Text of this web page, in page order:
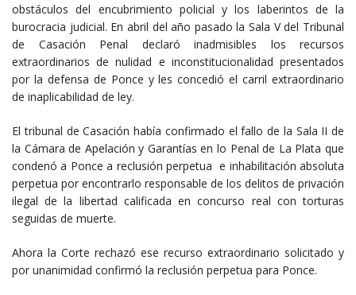
obstáculos del encubrimiento policial y los laberintos de la
burocracia judicial. En abril del año pasado la Sala V del Tribunal
de Casación Penal declaró inadmisibles los recursos
extraordinarios de nulidad e inconstitucionalidad presentados
por la defensa de Ponce y les concedió el carril extraordinario
de inaplicabilidad de ley.
El tribunal de Casación había confirmado el fallo de la Sala II de
la Cámara de Apelación y Garantías en lo Penal de La Plata que
condenó a Ponce a reclusión perpetua e inhabilitación absoluta
perpetua por encontrarlo responsable de los delitos de privación
ilegal de la libertad calificada en concurso real con torturas
seguidas de muerte.
Ahora la Corte rechazó ese recurso extraordinario solicitado y
por unanimidad confirmó la reclusión perpetua para Ponce.